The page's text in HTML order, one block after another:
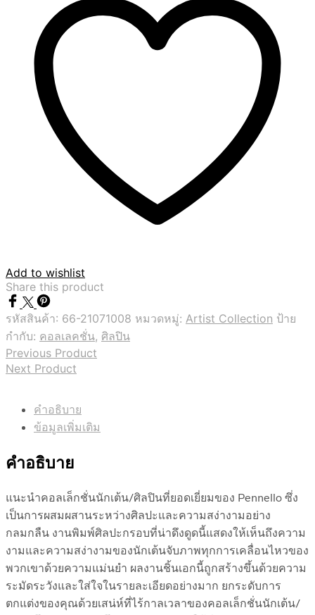
Add to wishlist
Share this product
รหัสสินค้า: 66-21071008 หมวดหมู่: Artist Collection ป้าย
กำกับ: คอลเลคชั่น, ศิลปิน
Previous Product
Next Product
คำอธิบาย
ข้อมูลเพิ่มเติม
คำอธิบาย
แนะนำคอลเล็กชั่นนักเต้น/ศิลปินที่ยอดเยี่ยมของ Pennello ซึ่ง
เป็นการผสมผสานระหว่างศิลปะและความสง่างามอย่าง
กลมกลืน งานพิมพ์ศิลปะกรอบที่น่าดึงดูดนี้แสดงให้เห็นถึงความ
งามและความสง่างามของนักเต้นจับภาพทุกการเคลื่อนไหวของ
พวกเขาด้วยความแม่นยำ ผลงานชิ้นเอกนี้ถูกสร้างขึ้นด้วยความ
ระมัดระวังและใส่ใจในรายละเอียดอย่างมาก ยกระดับการ
ตกแต่งของคุณด้วยเสน่ห์ที่ไร้กาลเวลาของคอลเล็กชั่นนักเต้น/